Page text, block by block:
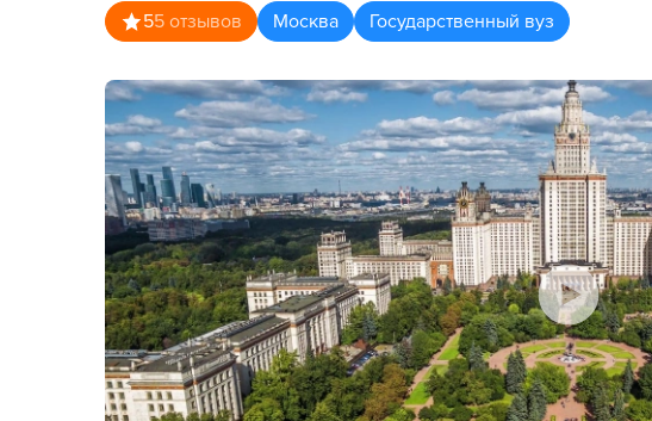
55 отзывов Москва Государственный вуз